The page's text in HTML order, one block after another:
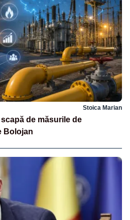
Stoica Marian
de măsurile de
Bolojan